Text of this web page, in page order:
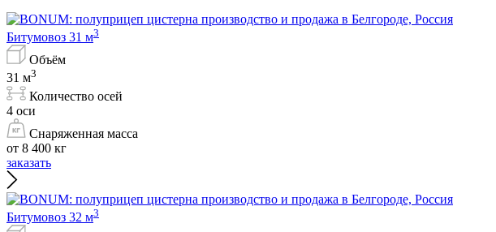
Битумовоз 31 м3
Объём
31 м3
Количество осей
4 оси
Снаряженная масса
от 8 400 кг
заказать
Битумовоз 32 м3